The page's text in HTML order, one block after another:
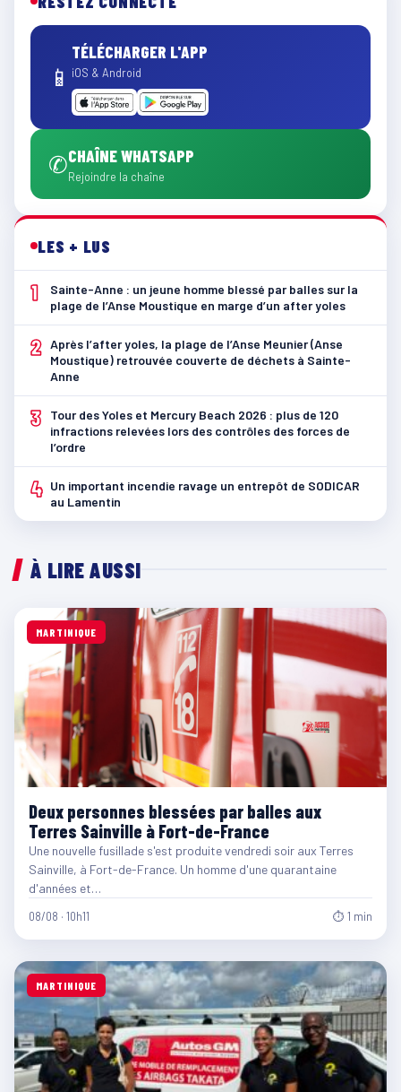
📱
TÉLÉCHARGER L'APP
iOS & Android
✆CHAÎNE WHATSAPP
Rejoindre la chaîne
LES + LUS
1
Sainte-Anne : un jeune homme blessé par balles sur la
plage de l’Anse Moustique en marge d’un after yoles
2 Après l’after yoles, la plage de l’Anse Meunier (Anse
Moustique) retrouvée couverte de déchets à Sainte-
Anne
3
Tour des Yoles et Mercury Beach 2026 : plus de 120
infractions relevées lors des contrôles des forces de
l’ordre
4 Un important incendie ravage un entrepôt de SODICAR
au Lamentin
À LIRE AUSSI
MARTINIQUE
Deux personnes blessées par balles aux
Terres Sainville à Fort-de-France
Une nouvelle fusillade s'est produite vendredi soir aux Terres
Sainville, à Fort-de-France. Un homme d'une quarantaine
d'années et…
08/08 · 10h11 ⏱ 1 min
MARTINIQUE